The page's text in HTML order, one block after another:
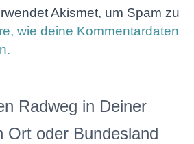
Akismet, um Spam zu
wie deine Kommentardaten
Radweg in Deiner
Ort oder Bundesland